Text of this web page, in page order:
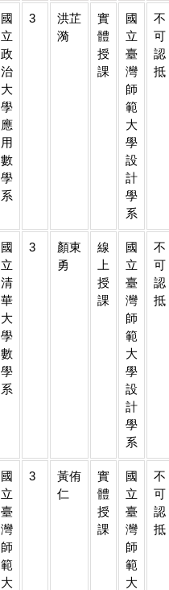
國
立
政
治
大
學
應
用
數
學
系
3
洪芷
漪
實
體
授
課
國
立
臺
灣
師
範
大
學
設
計
學
系
不
可
認
抵
國
立
清
華
大
學
數
學
系
3
顏東
勇
線
上
授
課
國
立
臺
灣
師
範
大
學
設
計
學
系
不
可
認
抵
國
立
臺
灣
師
範
大
3
黃侑
仁
實
體
授
課
國
立
臺
灣
師
範
大
不
可
認
抵